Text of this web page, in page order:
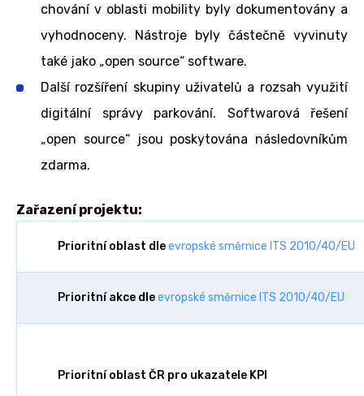
chování v oblasti mobility byly dokumentovány a
vyhodnoceny. Nástroje byly částečně vyvinuty
také jako „open source“ software.
Další rozšíření skupiny uživatelů a rozsah využití
digitální správy parkování. Softwarová řešení
„open source“ jsou poskytována následovníkům
zdarma.
Zařazení projektu:
Prioritní oblast dleevropské směrnice ITS 2010/40/EU
Prioritní akce dleevropské směrnice ITS 2010/40/EU
Prioritní oblast ČR pro ukazatele KPI